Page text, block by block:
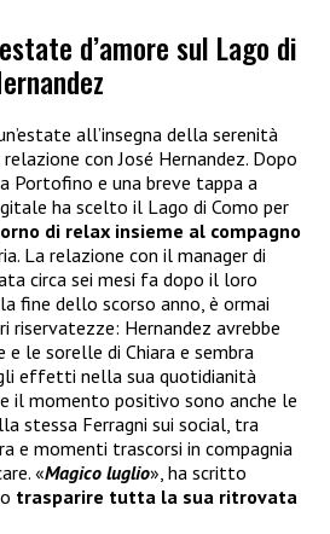
d’amore sul Lago di
all’insegna della serenità
con José Hernandez. Dopo
Portofino e una breve tappa a
ha scelto il Lago di Como per
di relax insieme al compagno
La relazione con il manager di
circa sei mesi fa dopo il loro
fine dello scorso anno, è ormai
riservatezze: Hernandez avrebbe
le sorelle di Chiara e sembra
effetti nella sua quotidianità
il momento positivo sono anche le
stessa Ferragni sui social, tra
e momenti trascorsi in compagnia
«Magico luglio», ha scritto
trasparire tutta la sua ritrovata